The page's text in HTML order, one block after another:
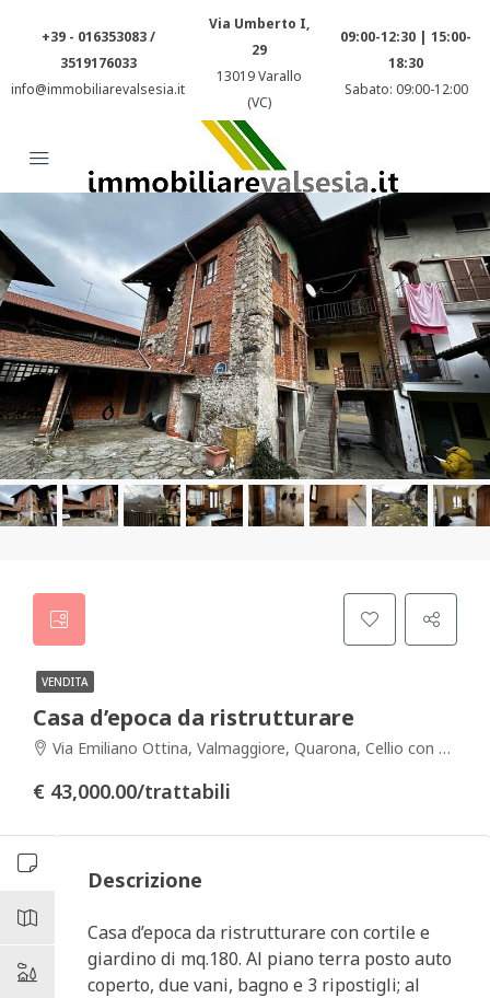
+39 - 016353083 /
3519176033
info@immobiliarevalsesia.it
Via Umberto I,
29
13019 Varallo
(VC)
09:00-12:30 | 15:00-
18:30
Sabato: 09:00-12:00
VENDITA
Casa d’epoca da ristrutturare
Via Emiliano Ottina, Valmaggiore, Quarona, Cellio con Breia, Vercelli, Piemonte, 13017, Italia
€ 43,000.00/trattabili
Descrizione
Casa d’epoca da ristrutturare con cortile e
giardino di mq.180. Al piano terra posto auto
coperto, due vani, bagno e 3 ripostigli; al